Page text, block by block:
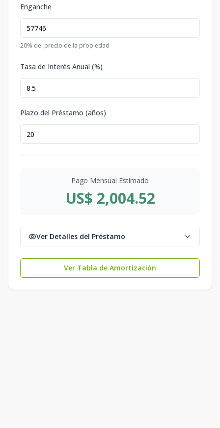
Enganche
20% del precio de la propiedad
Tasa de Interés Anual (%)
Plazo del Préstamo (años)
Pago Mensual Estimado
US$ 2,004.52
Ver Detalles del Préstamo
Ver Tabla de Amortización